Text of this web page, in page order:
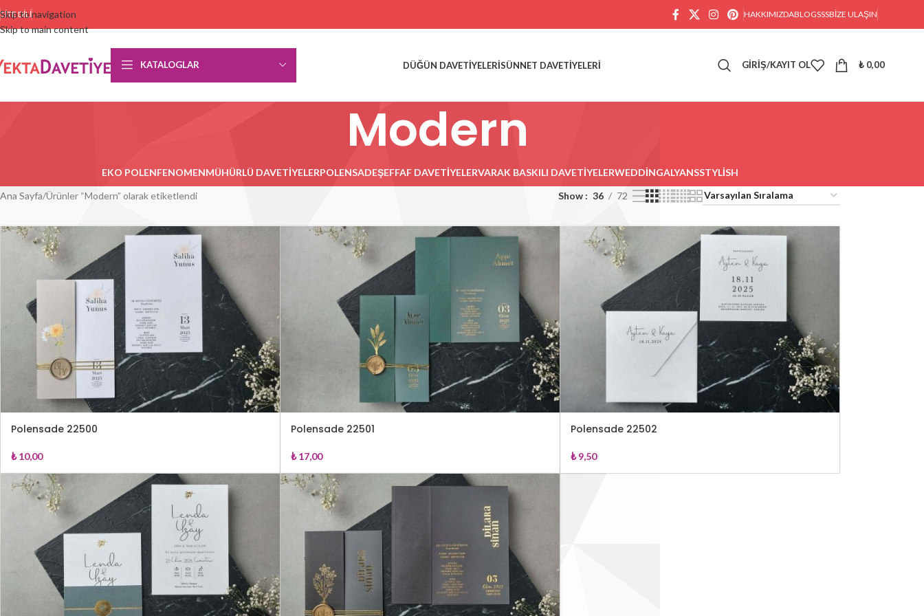
Skip to navigation
Skip to main content
SITE DILI HAKKIMIZDABLOGSSSBIZE ULAŞIN
KATALOGLAR DÜĞÜN DAVETIYELERISÜNNET DAVETIYELERI GIRIŞ/KAYIT OL ₺0,00
Modern
EKO POLENFENOMENMÜHÜRLÜ DAVETIYELERPOLENSADEŞEFFAF DAVETIYELERVARAK BASKILI DAVETIYELERWEDDINGALYANSSTYLISH
Ana Sayfa Ürünler “Modern” olarak etiketlendi Show 36 72
Polensade 22500
₺10,00
Polensade 22501
₺17,00
Polensade 22502
₺9,50